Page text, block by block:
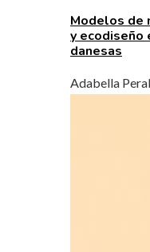
Modelos de
y ecodiseño
danesas
Adabella